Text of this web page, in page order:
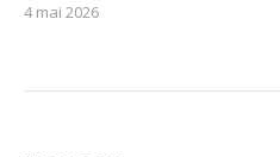
4 mai 2026